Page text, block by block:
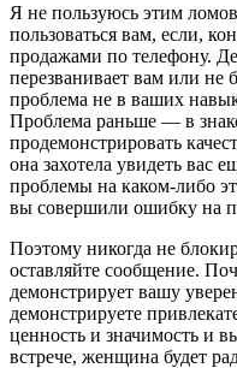
Я не пользуюсь этим
пользоваться вам, если,
продажами по телефону.
перезванивает вам или не
проблема не в ваших
Проблема раньше — в
продемонстрировать
она захотела увидеть вас
проблемы на каком-либо
вы совершили ошибку на
Поэтому никогда не
оставляйте сообщение.
демонстрирует вашу
демонстрируете
ценность и значимость и
встрече, женщина будет